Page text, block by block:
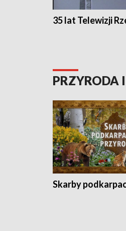
35 lat Telewizji
PRZYRODA
Skarby